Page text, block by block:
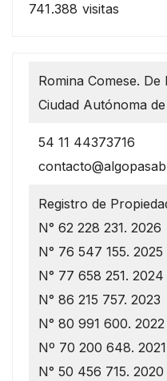
741.388 visitas
Romina Comese. De
Ciudad Autónoma
54 11 44373716
Registro de
N° 62 228 231. 2026
N° 76 547 155. 2025
N° 77 658 251. 2024
N° 86 215 757. 2023
N° 80 991 600. 2022
Nº 70 200 648. 2021
N° 50 456 715. 2020